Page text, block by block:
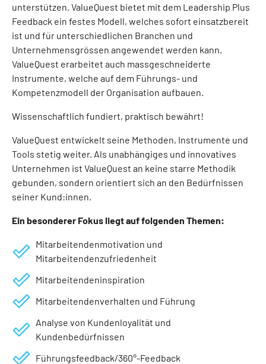
unterstützen. ValueQuest bietet mit dem Leadership Plus
Feedback ein festes Modell, welches sofort einsatzbereit
ist und für unterschiedlichen Branchen und
Unternehmensgrössen angewendet werden kann.
ValueQuest erarbeitet auch massgeschneiderte
Instrumente, welche auf dem Führungs- und
Kompetenzmodell der Organisation aufbauen.
Wissenschaftlich fundiert, praktisch bewährt!
ValueQuest entwickelt seine Methoden, Instrumente und
Tools stetig weiter. Als unabhängiges und innovatives
Unternehmen ist ValueQuest an keine starre Methodik
gebunden, sondern orientiert sich an den Bedürfnissen
seiner Kund:innen.
Ein besonderer Fokus liegt auf folgenden Themen:
Mitarbeitendenmotivation und
Mitarbeitendenzufriedenheit
Mitarbeitendeninspiration
Mitarbeitendenverhalten und Führung
Analyse von Kundenloyalität und
Kundenbedürfnissen
Führungsfeedback/360°-Feedback